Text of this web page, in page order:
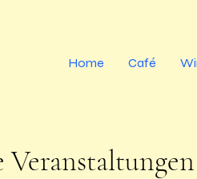
Home Café
Veranstaltungen